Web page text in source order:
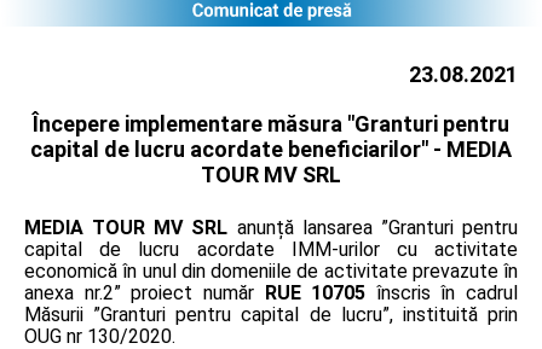
23.08.2021
Începere implementare măsura "Granturi pentru
capital de lucru acordate beneficiarilor" - MEDIA
TOUR MV SRL
MEDIA TOUR MV SRL anunță lansarea ”Granturi pentru
capital de lucru acordate IMM-urilor cu activitate
economică în unul din domeniile de activitate prevazute în
anexa nr.2” proiect număr RUE 10705 înscris în cadrul
Măsurii ”Granturi pentru capital de lucru”, instituită prin
OUG nr 130/2020.